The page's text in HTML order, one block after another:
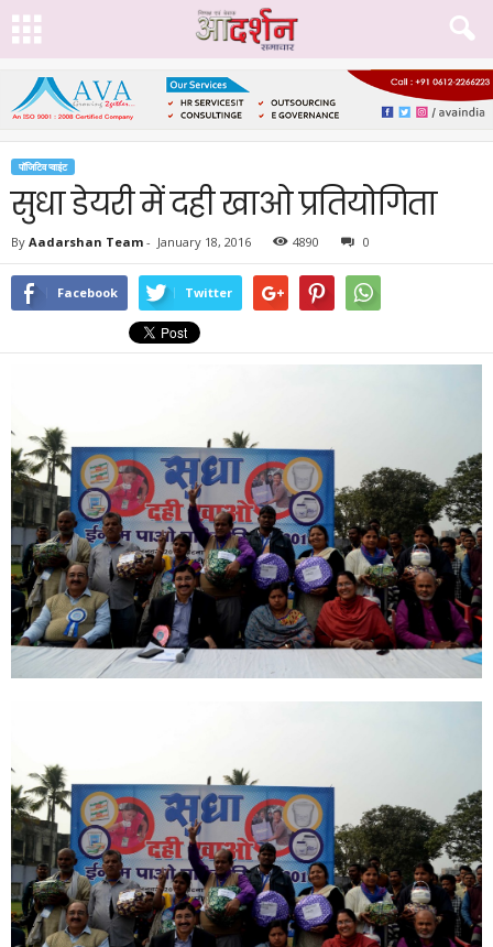
पॉजिटिव प्वाइंट
सुधा डेयरी में दही खाओ प्रतियोगिता
By Aadarshan Team - January 18, 2016 4890 0
Facebook Twitter